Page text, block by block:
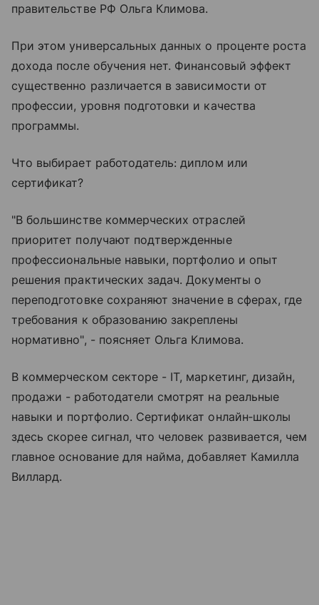
правительстве РФ Ольга Климова.
При этом универсальных данных о проценте роста
дохода после обучения нет. Финансовый эффект
существенно различается в зависимости от
профессии, уровня подготовки и качества
программы.
Что выбирает работодатель: диплом или
сертификат?
"В большинстве коммерческих отраслей
приоритет получают подтвержденные
профессиональные навыки, портфолио и опыт
решения практических задач. Документы о
переподготовке сохраняют значение в сферах, где
требования к образованию закреплены
нормативно", - поясняет Ольга Климова.
В коммерческом секторе - IT, маркетинг, дизайн,
продажи - работодатели смотрят на реальные
навыки и портфолио. Сертификат онлайн‑школы
здесь скорее сигнал, что человек развивается, чем
главное основание для найма, добавляет Камилла
Виллард.